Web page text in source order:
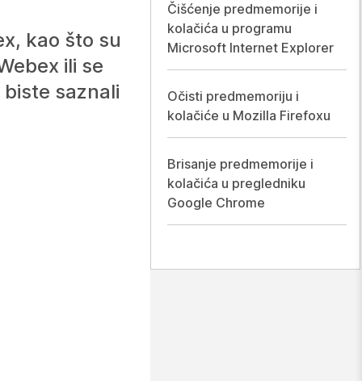
kao što su
ili se
saznali
Čišćenje predmemorije i
kolačića u programu
Microsoft Internet Explorer
Očisti predmemoriju i
kolačiće u Mozilla Firefoxu
Brisanje predmemorije i
kolačića u pregledniku
Google Chrome